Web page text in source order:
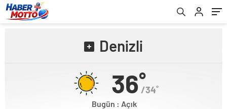
Denizli
36˚/34˚
Bugün : Açık